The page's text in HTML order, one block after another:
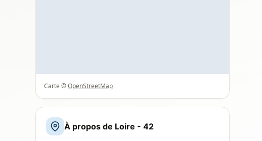
Carte ©OpenStreetMap
À propos de Loire - 42